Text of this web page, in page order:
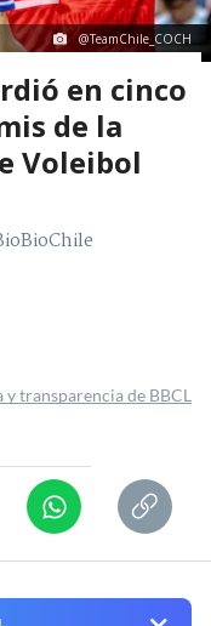
@TeamChile_COCH
en cinco
de la
Voleibol
y transparencia de BBCL